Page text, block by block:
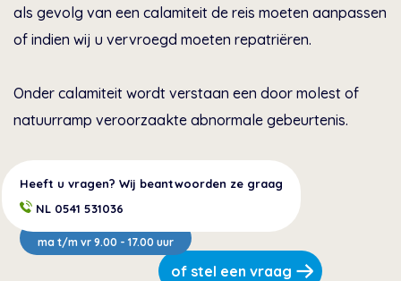
als gevolg van een calamiteit de reis moeten aanpassen
of indien wij u vervroegd moeten repatriëren.
Onder calamiteit wordt verstaan een door molest of
natuurramp veroorzaakte abnormale gebeurtenis.
Heeft u vragen? Wij beantwoorden ze graag
NL 0541 531036
ma t/m vr 9.00 - 17.00 uur
of stel een vraag